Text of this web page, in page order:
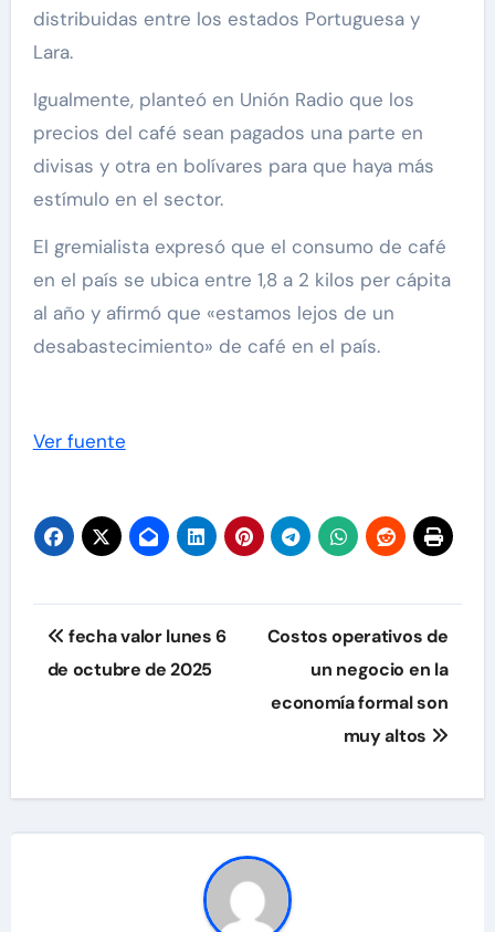
distribuidas entre los estados Portuguesa y
Lara.
Igualmente, planteó en Unión Radio que los
precios del café sean pagados una parte en
divisas y otra en bolívares para que haya más
estímulo en el sector.
El gremialista expresó que el consumo de café
en el país se ubica entre 1,8 a 2 kilos per cápita
al año y afirmó que «estamos lejos de un
desabastecimiento» de café en el país.
Ver fuente
Navegación
de
fecha valor lunes 6
de octubre de 2025
Costos operativos de
un negocio en la
economía formal son
muy altos